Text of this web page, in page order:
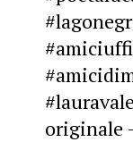
originale